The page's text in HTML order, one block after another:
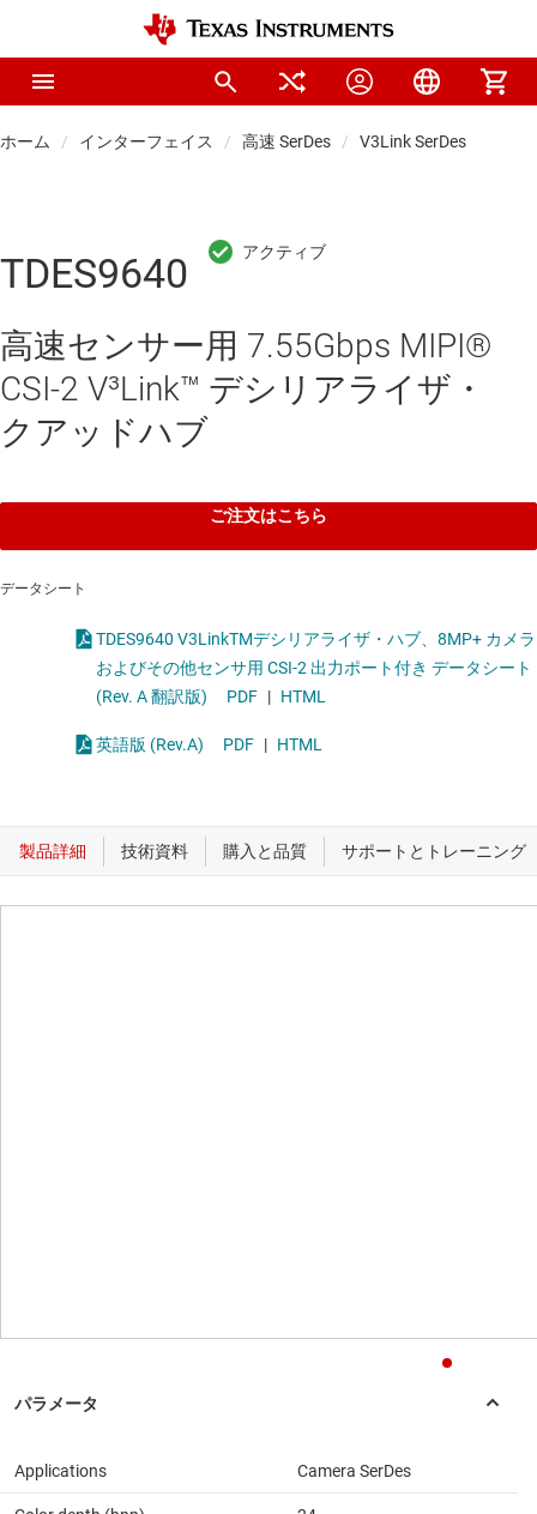
ホーム インターフェイス 高速 SerDes V3Link SerDes
TDES9640
高速センサー用 7.55Gbps MIPI®
CSI-2 V³Link™ デシリアライザ・
クアッドハブ
ご注文はこちら
データシート
TDES9640 V3LinkTMデシリアライザ・ハブ、8MP+ カメラ
およびその他センサ用 CSI-2 出力ポート付き データシート
(Rev. A 翻訳版)
PDF | HTML
英語版 (Rev.A) PDF | HTML
Applications Camera SerDes